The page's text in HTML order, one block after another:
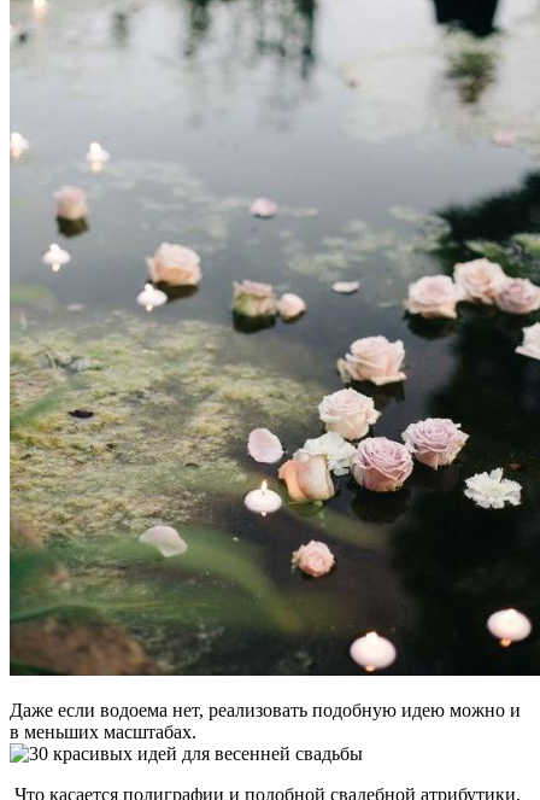
Даже если водоема нет, реализовать подобную идею можно и
в меньших масштабах.
Что касается полиграфии и подобной свадебной атрибутики,